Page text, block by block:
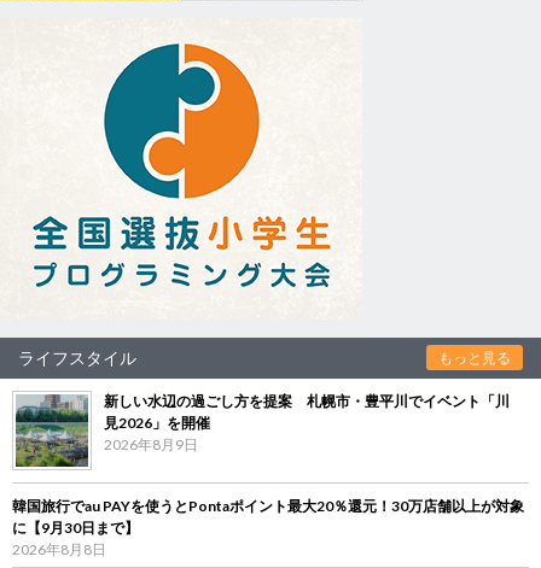
ライフスタイル もっと見る
新しい水辺の過ごし方を提案 札幌市・豊平川でイベント「川
見2026」を開催
2026年8月9日
韓国旅行でau PAYを使うとPontaポイント最大20％還元！30万店舗以上が対象
に【9月30日まで】
2026年8月8日